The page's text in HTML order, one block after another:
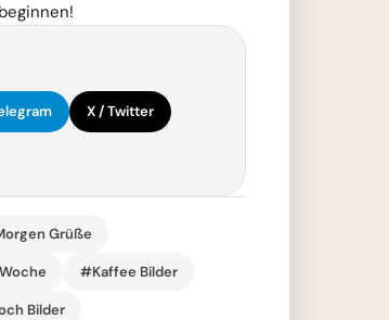
X / Twitter
Grüße
#Kaffee Bilder
Bilder